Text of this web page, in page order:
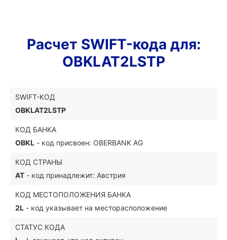
Расчет SWIFT-кода для:
OBKLAT2LSTP
SWIFT-КОД
OBKLAT2LSTP
КОД БАНКА
OBKL - код присвоен: OBERBANK AG
КОД СТРАНЫ
AT - код принадлежит: Австрия
КОД МЕСТОПОЛОЖЕНИЯ БАНКА
2L - код указывает на месторасположение
СТАТУС КОДА